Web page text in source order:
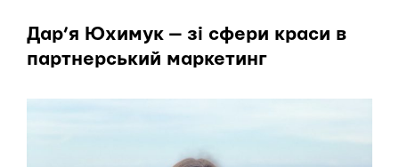
Дар’я Юхимук — зі сфери краси в
партнерський маркетинг